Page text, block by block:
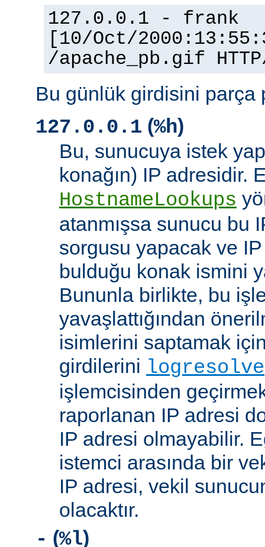
127.0.0.1 - frank
[10/Oct/
/apache_pb.gif
Bu günlük girdisini parça
127.0.0.1 (%h)
Bu, sunucuya istek
konağın) IP adresidir.
HostnameLookups
atanmışsa sunucu bu
sorgusu yapacak ve
bulduğu konak ismini
Bununla birlikte, bu
yavaşlattığından
isimlerini saptamak
girdilerini logresolve
işlemcisinden
raporlanan IP adresi
IP adresi olmayabilir.
istemci arasında bir
IP adresi, vekil
olacaktır.
- (%l)